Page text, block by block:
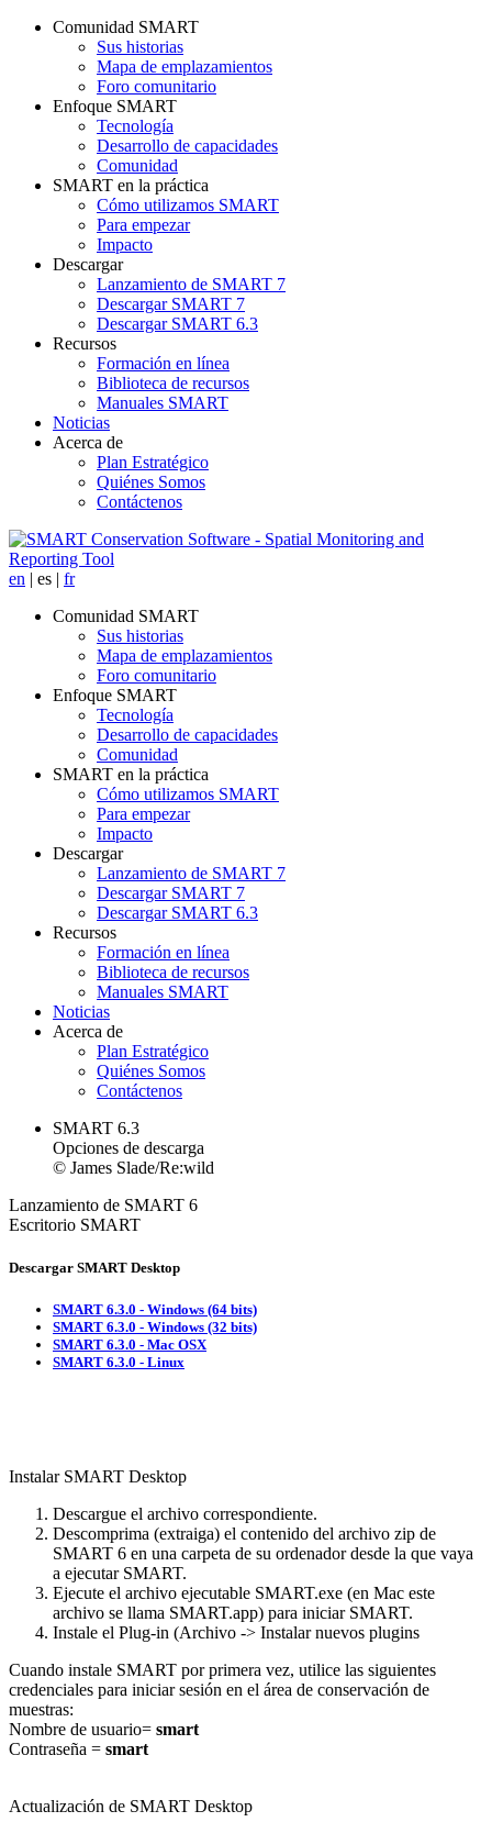
Comunidad SMART
Sus historias
Mapa de emplazamientos
Foro comunitario
Enfoque SMART
Tecnología
Desarrollo de capacidades
Comunidad
SMART en la práctica
Cómo utilizamos SMART
Para empezar
Impacto
Descargar
Lanzamiento de SMART 7
Descargar SMART 7
Descargar SMART 6.3
Recursos
Formación en línea
Biblioteca de recursos
Manuales SMART
Noticias
Acerca de
Plan Estratégico
Quiénes Somos
Contáctenos
en | es | fr
Comunidad SMART
Sus historias
Mapa de emplazamientos
Foro comunitario
Enfoque SMART
Tecnología
Desarrollo de capacidades
Comunidad
SMART en la práctica
Cómo utilizamos SMART
Para empezar
Impacto
Descargar
Lanzamiento de SMART 7
Descargar SMART 7
Descargar SMART 6.3
Recursos
Formación en línea
Biblioteca de recursos
Manuales SMART
Noticias
Acerca de
Plan Estratégico
Quiénes Somos
Contáctenos
SMART 6.3
Opciones de descarga
© James Slade/Re:wild
Lanzamiento de SMART 6
Escritorio SMART
Descargar SMART Desktop
SMART 6.3.0 - Windows (64 bits)
SMART 6.3.0 - Windows (32 bits)
SMART 6.3.0 - Mac OSX
SMART 6.3.0 - Linux
Instalar SMART Desktop
Descargue el archivo correspondiente.
Descomprima (extraiga) el contenido del archivo zip de
SMART 6 en una carpeta de su ordenador desde la que vaya
a ejecutar SMART.
Ejecute el archivo ejecutable SMART.exe (en Mac este
archivo se llama SMART.app) para iniciar SMART.
Instale el Plug-in (Archivo -> Instalar nuevos plugins
Cuando instale SMART por primera vez, utilice las siguientes
credenciales para iniciar sesión en el área de conservación de
muestras:
Nombre de usuario= smart
Contraseña = smart
Actualización de SMART Desktop